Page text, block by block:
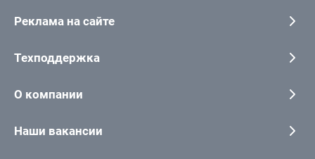
Реклама на сайте
Техподдержка
О компании
Наши вакансии